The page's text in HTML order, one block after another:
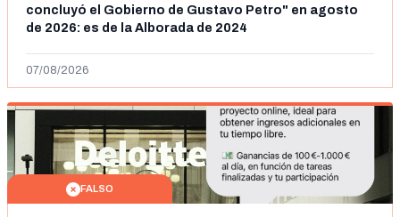
concluyó el Gobierno de Gustavo Petro" en agosto
de 2026: es de la Alborada de 2024
07/08/2026
FALSO